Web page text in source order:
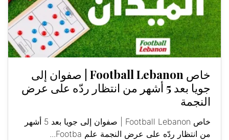
خاص Football Lebanon | صفوان إلى
جويا بعد 5 أشهر من انتظار ردّه على عرض
النجمة
خاص Football Lebanon | صفوان إلى جويا بعد 5 أشهر
من انتظار ردّه على عرض النجمة علم Footba...